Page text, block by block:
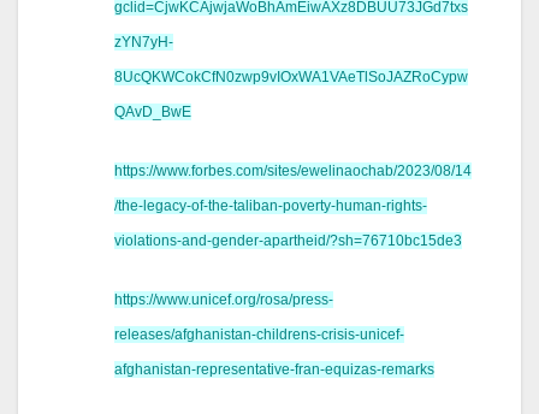
gclid=CjwKCAjwjaWoBhAmEiwAXz8DBUU73JGd7txs
zYN7yH-
8UcQKWCokCfN0zwp9vIOxWA1VAeTlSoJAZRoCypw
QAvD_BwE
https://www.forbes.com/sites/ewelinaochab/2023/08/14
/the-legacy-of-the-taliban-poverty-human-rights-
violations-and-gender-apartheid/?sh=76710bc15de3
https://www.unicef.org/rosa/press-
releases/afghanistan-childrens-crisis-unicef-
afghanistan-representative-fran-equizas-remarks